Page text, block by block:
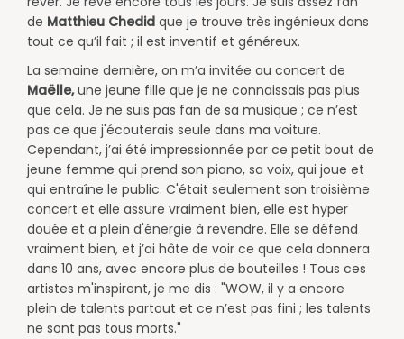
de Matthieu Chedid que je trouve très ingénieux dans
tout ce qu’il fait ; il est inventif et généreux.​
​La semaine dernière, on m’a invitée au concert de
Maëlle,une jeune fille que je ne connaissais pas plus
que cela. Je ne suis pas fan de sa musique ; ce n’est
pas ce que j'écouterais seule dans ma voiture.
Cependant, j’ai été impressionnée par ce petit bout de
jeune femme qui prend son piano, sa voix, qui joue et
qui entraîne le public. C'était seulement son troisième
concert et elle assure vraiment bien, elle est hyper
douée et a plein d'énergie à revendre. Elle se défend
vraiment bien, et j’ai hâte de voir ce que cela donnera
dans 10 ans, avec encore plus de bouteilles ! Tous ces
artistes m'inspirent, je me dis : "WOW, il y a encore
plein de talents partout et ce n’est pas fini ; les talents
ne sont pas tous morts."​